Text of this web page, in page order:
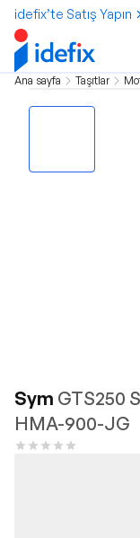
idefix’te Satış Yapın
Ana sayfa Taşıtlar
Sym GTS250
HMA-900-JG